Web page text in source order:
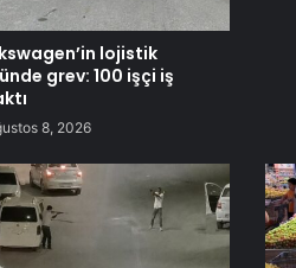
lojistik
grev: 100 işçi iş
8, 2026